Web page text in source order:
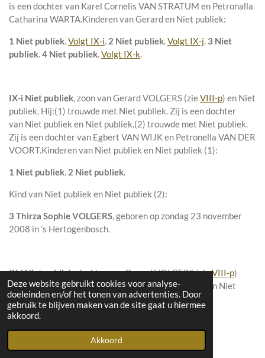
Deze website gebruikt cookies voor analyse-
doeleinden en/of het tonen van advertenties. Door
gebruik te blijven maken van de site gaat u hiermee
akkoord.
Akkoord
is een dochter van Karel Cornelis VAN STRATUM en Petronalla
Catharina WARTA.Kinderen van Gerard en Niet publiek:
1 Niet publiek.Volgt IX-i. 2 Niet publiek.Volgt IX-j. 3 Niet
publiek.4 Niet publiek.Volgt IX-k.
IX-i Niet publiek, zoon vanGerard VOLGERS (zieVIII-p) en Niet
publiek. Hij:(1) trouwde met Niet publiek. Zij is een dochter
van Niet publiek en Niet publiek.(2) trouwde met Niet publiek.
Zij is een dochter van Egbert VAN WIJK en Petronella VAN DER
VOORT.Kinderen van Niet publiek en Niet publiek (1):
1 Niet publiek. 2 Niet publiek.
Kind van Niet publiek en Niet publiek (2):
3 Thirza Sophie VOLGERS, geboren op zondag 23 november
2008 in ’s Hertogenbosch.
IX-jNiet publiek, dochter vanGerard VOLGERS (zieVIII-p)
enNiet publiek. Zij trouwde metNiet publiek
Kind van Niet
publiek en Niet publiek:
1 Niet publiek